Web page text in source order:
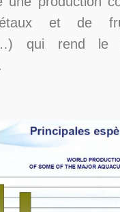
et de
qui rend le